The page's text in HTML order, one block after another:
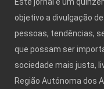
objetivo a divulgação
pessoas, tendências,
que possam ser
sociedade mais justa,
Região Autónoma dos